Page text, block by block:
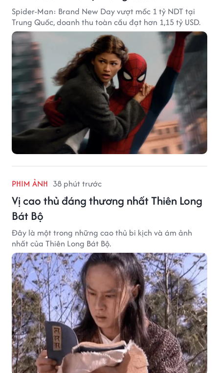
Spider-Man: Brand New Day vượt mốc 1 tỷ NDT tại
Trung Quốc, doanh thu toàn cầu đạt hơn 1,15 tỷ USD.
PHIM ẢNH 38 phút trước
Vị cao thủ đáng thương nhất Thiên Long
Bát Bộ
Đây là một trong những cao thủ bi kịch và ám ảnh
nhất của Thiên Long Bát Bộ.